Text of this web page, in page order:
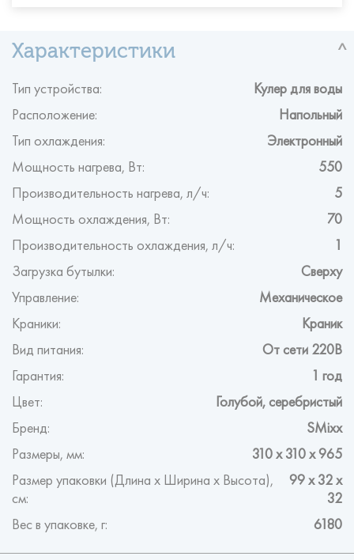
Тип устройства: Кулер для воды
Расположение: Напольный
Тип охлаждения: Электронный
Мощность нагрева, Вт: 550
Производительность нагрева, л/ч: 5
Мощность охлаждения, Вт: 70
Производительность охлаждения, л/ч: 1
Загрузка бутылки: Сверху
Управление: Механическое
Краники: Краник
Вид питания: От сети 220В
Гарантия: 1 год
Цвет: Голубой, серебристый
Бренд: SMixx
Размеры, мм: 310 х 310 х 965
Размер упаковки (Длина х Ширина х Высота),
99 x 32 x
32
Вес в упаковке, г: 6180